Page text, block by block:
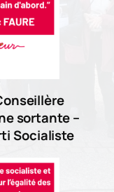
sortante –
Socialiste